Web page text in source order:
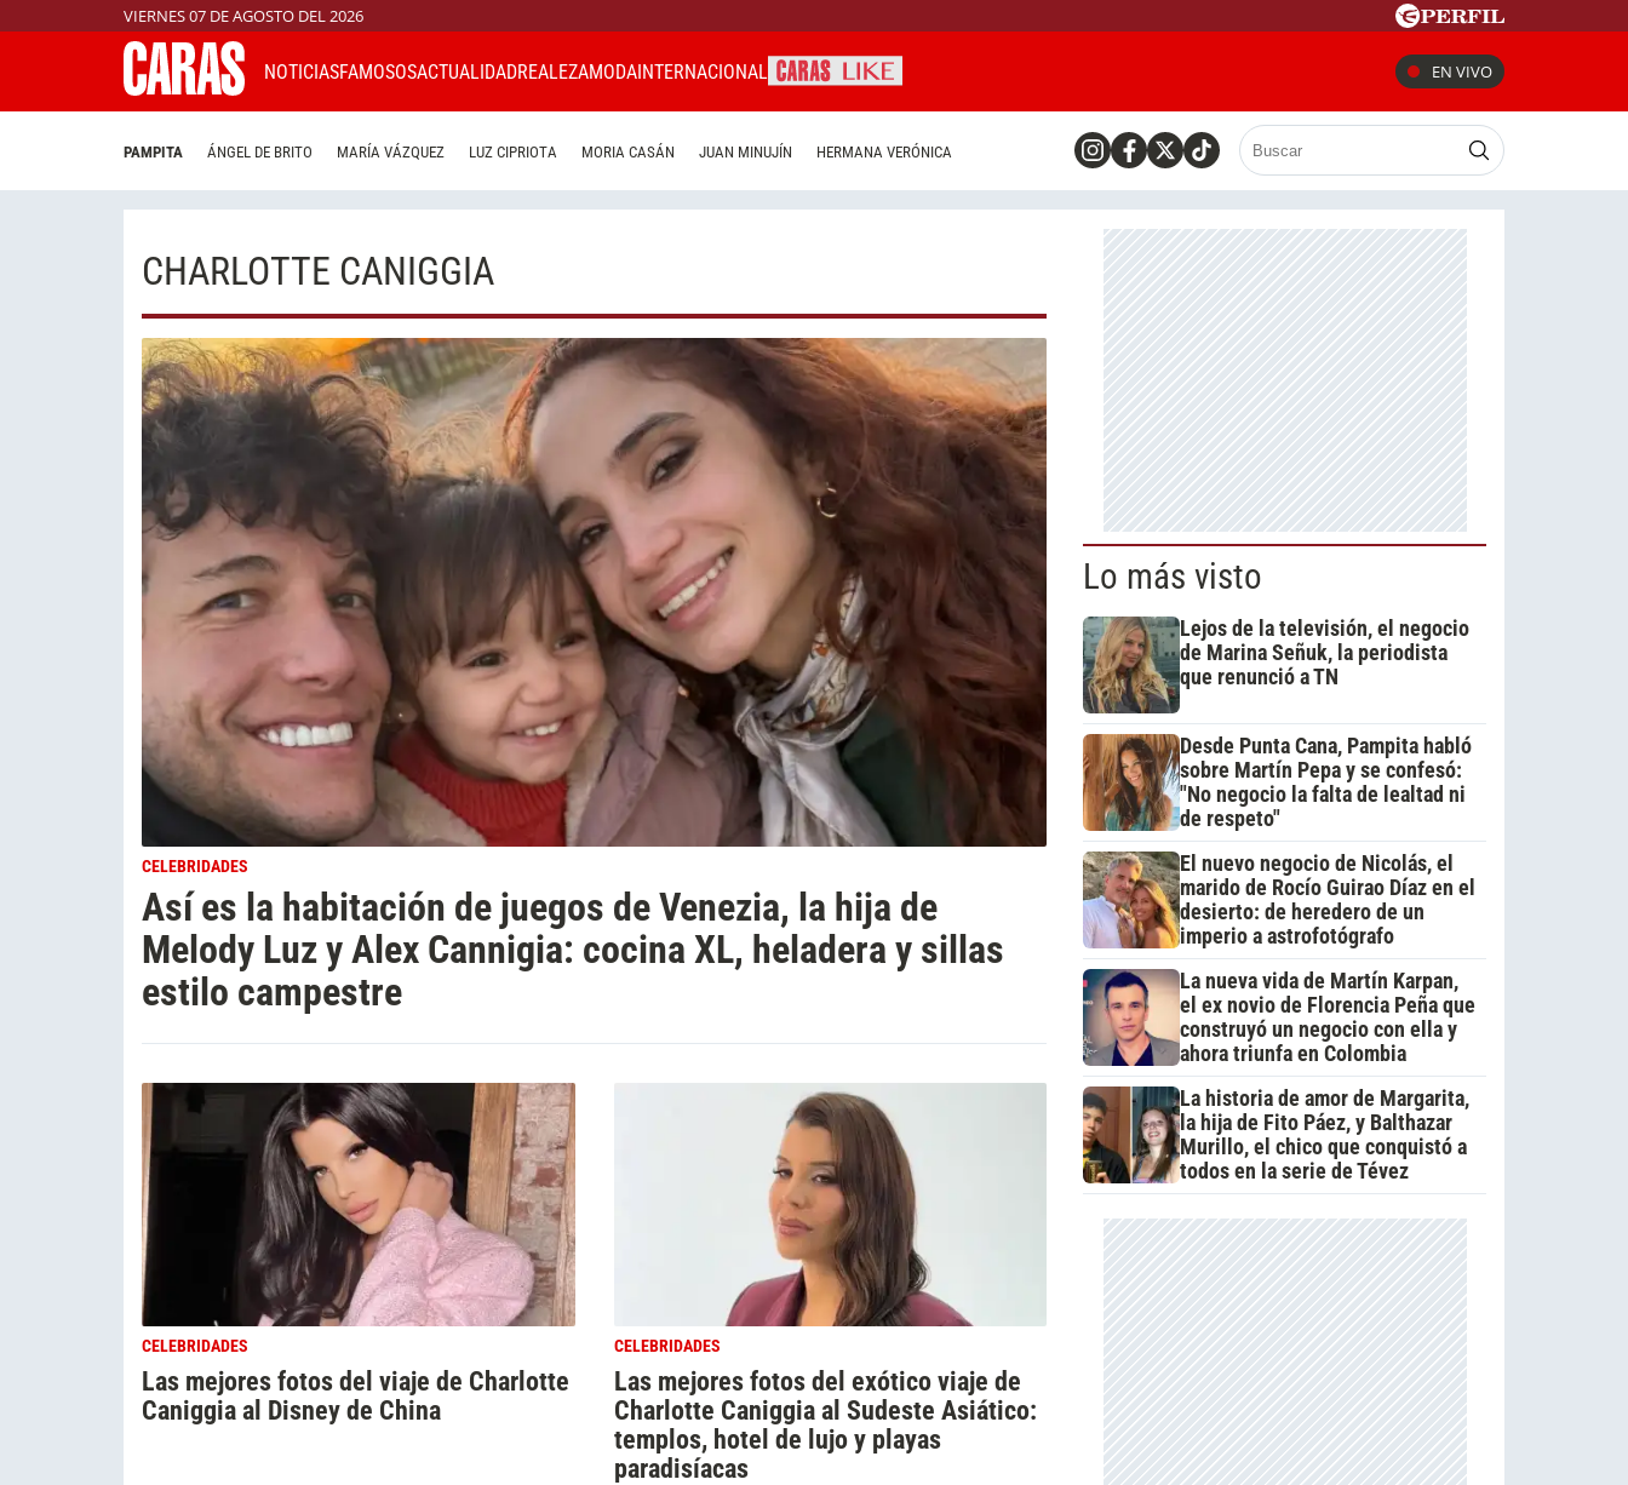
VIERNES 07 DE AGOSTO DEL 2026
NOTICIASFAMOSOSACTUALIDADREALEZAMODAINTERNACIONAL EN VIVO
PAMPITA ÁNGEL DE BRITO MARÍA VÁZQUEZ LUZ CIPRIOTA MORIA CASÁN JUAN MINUJÍN HERMANA VERÓNICA
CHARLOTTE CANIGGIA
CELEBRIDADES
Así es la habitación de juegos de Venezia, la hija de
Melody Luz y Alex Cannigia: cocina XL, heladera y sillas
estilo campestre
CELEBRIDADES
Las mejores fotos del viaje de Charlotte
Caniggia al Disney de China
CELEBRIDADES
Las mejores fotos del exótico viaje de
Charlotte Caniggia al Sudeste Asiático:
templos, hotel de lujo y playas
paradisíacas
Lo más visto
Lejos de la televisión, el negocio
de Marina Señuk, la periodista
que renunció a TN
Desde Punta Cana, Pampita habló
sobre Martín Pepa y se confesó:
"No negocio la falta de lealtad ni
de respeto"
El nuevo negocio de Nicolás, el
marido de Rocío Guirao Díaz en el
desierto: de heredero de un
imperio a astrofotógrafo
La nueva vida de Martín Karpan,
el ex novio de Florencia Peña que
construyó un negocio con ella y
ahora triunfa en Colombia
La historia de amor de Margarita,
la hija de Fito Páez, y Balthazar
Murillo, el chico que conquistó a
todos en la serie de Tévez